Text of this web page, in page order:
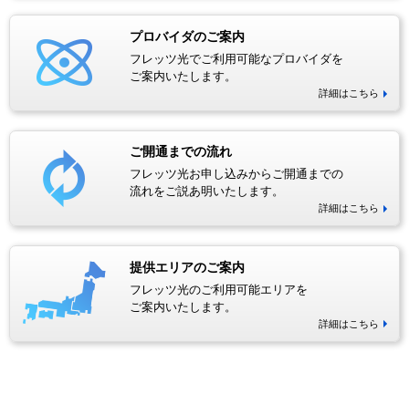
プロバイダのご案内
フレッツ光でご利用可能なプロバイダを
ご案内いたします。
詳細はこちら
ご開通までの流れ
フレッツ光お申し込みからご開通までの
流れをご説あ明いたします。
詳細はこちら
提供エリアのご案内
フレッツ光のご利用可能エリアを
ご案内いたします。
詳細はこちら